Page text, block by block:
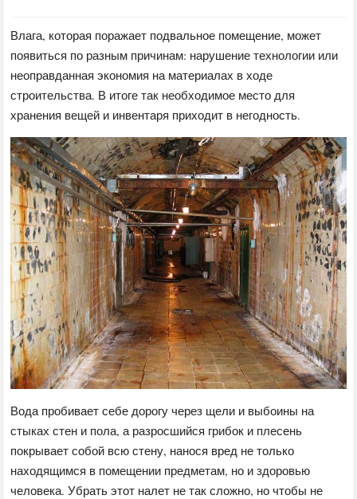
Влага, которая поражает подвальное помещение, может
появиться по разным причинам: нарушение технологии или
неоправданная экономия на материалах в ходе
строительства. В итоге так необходимое место для
хранения вещей и инвентаря приходит в негодность.
Вода пробивает себе дорогу через щели и выбоины на
стыках стен и пола, а разросшийся грибок и плесень
покрывает собой всю стену, нанося вред не только
находящимся в помещении предметам, но и здоровью
человека. Убрать этот налет не так сложно, но чтобы не